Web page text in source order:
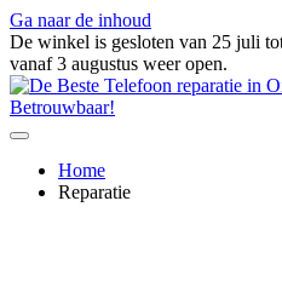
Ga naar de inhoud
De winkel is gesloten van 25 juli
vanaf 3 augustus weer open.
Home
Reparatie